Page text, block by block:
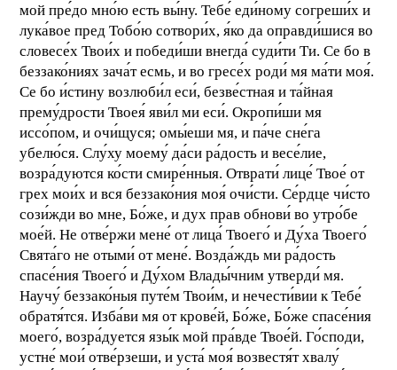
мой пре́до мно́ю есть вы́ну. Тебе́ еди́ному согреши́х и
лука́вое пред Тобо́ю сотвори́х, я́ко да оправди́шися во
словесе́х Твои́х и победи́ши внегда́ суди́ти Ти. Се бо в
беззако́ниях зача́т есмь, и во гресе́х роди́ мя ма́ти моя́.
Се бо и́стину возлюби́л еси́, безве́стная и та́йная
прему́дрости Твоея́ яви́л ми еси́. Окропи́ши мя
иссо́пом, и очи́щуся; омы́еши мя, и па́че сне́га
убелю́ся. Слу́ху моему́ да́си ра́дость и весе́лие,
возра́дуются ко́сти смире́нныя. Отврати́ лице́ Твое́ от
грех мои́х и вся беззако́ния моя́ очи́сти. Се́рдце чи́сто
сози́жди во мне, Бо́же, и дух прав обнови́ во утро́бе
мое́й. Не отве́ржи мене́ от лица́ Твоего́ и Ду́ха Твоего́
Свята́го не отыми́ от мене́. Возда́ждь ми ра́дость
спасе́ния Твоего́ и Ду́хом Влады́чним утверди́ мя.
Научу́ беззако́ныя путе́м Твои́м, и нечести́вии к Тебе́
обратя́тся. Изба́ви мя от крове́й, Бо́же, Бо́же спасе́ния
моего́, возра́дуется язы́к мой пра́вде Твое́й. Го́споди,
устне́ мои́ отве́рзеши, и уста́ моя́ возвестя́т хвалу́